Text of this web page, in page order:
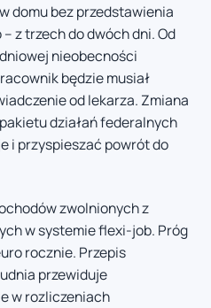
domu bez przedstawienia
z trzech do dwóch dni. Od
nieobecności
będzie musiał
od lekarza. Zmiana
działań federalnych
i przyspieszać powrót do
zwolnionych z
w systemie flexi-job. Próg
rocznie. Przepis
przewiduje
w rozliczeniach